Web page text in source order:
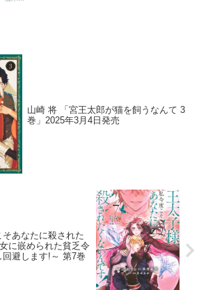
山崎 将 「宮王太郎が猫を飼うなんて 3
巻」2025年3月4日発売
あなたに殺された
に嵌められた貧乏令
避します!～ 第7巻